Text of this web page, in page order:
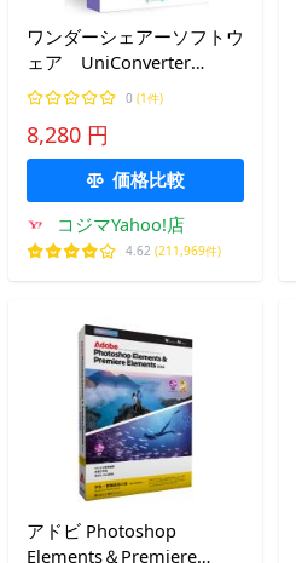
ワンダーシェアーソフトウ
ェア UniConverter
［Windows用］
UniConverter
0 (1件)
8,280 円
価格比較
コジマYahoo!店
4.62 (211,969件)
アドビ Photoshop
Elements＆Premiere